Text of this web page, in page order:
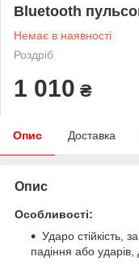
Bluetooth
Немає в наявності
Роздріб
1 010 ₴
Опис Доставка
Опис
Особливості:
Ударо стійкість,
падіння або ударів,